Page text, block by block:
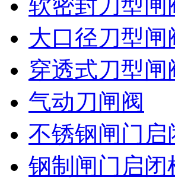
软密封刀型闸
大口径刀型闸
穿透式刀型闸
气动刀闸阀
不锈钢闸门启
钢制闸门启闭